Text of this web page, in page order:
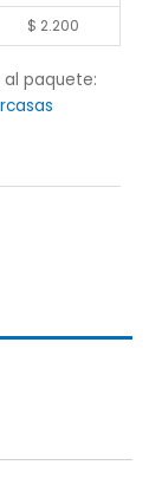
$ 2.200
al paquete: